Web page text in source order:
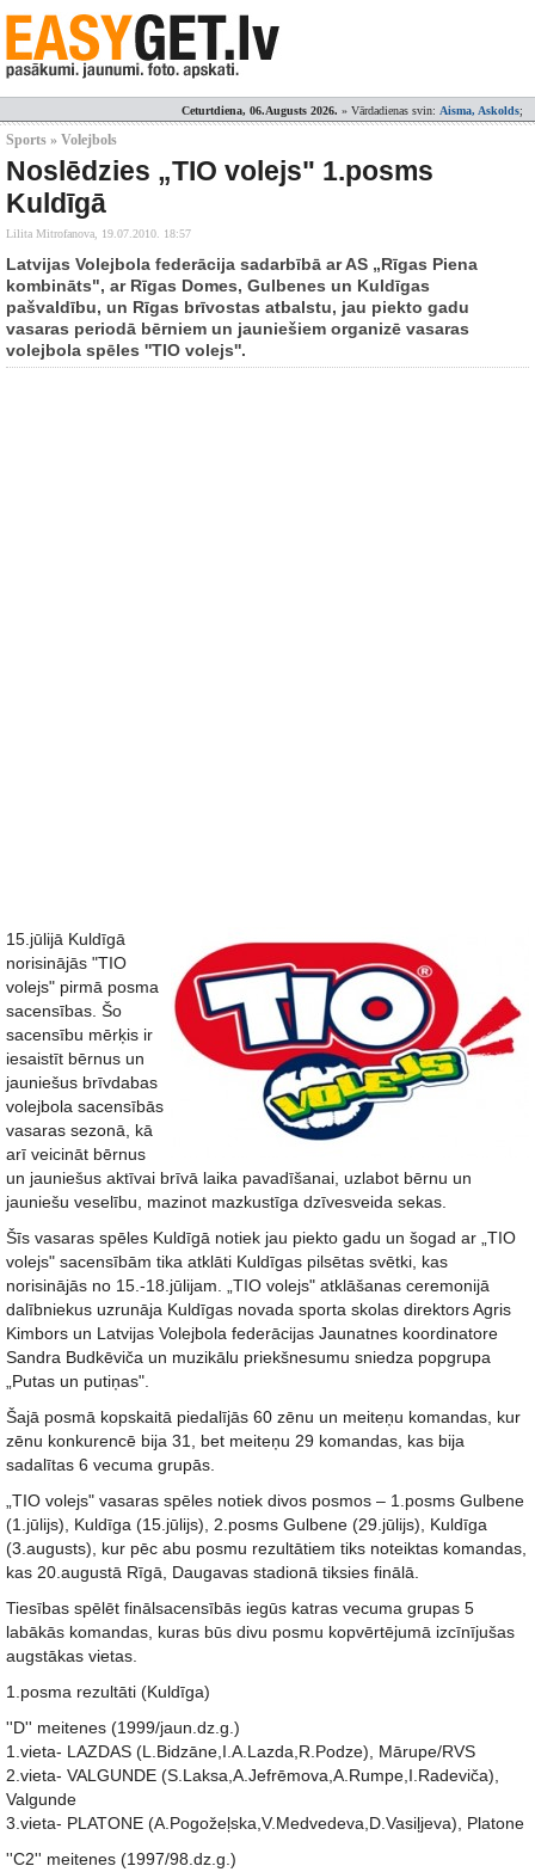
Ceturtdiena, 06.Augusts 2026. » Vārdadienas svin: Aisma, Askolds;
Sports » Volejbols
Noslēdzies „TIO volejs" 1.posms
Kuldīgā
Lilita Mitrofanova, 19.07.2010. 18:57
Latvijas Volejbola federācija sadarbībā ar AS „Rīgas Piena
kombināts", ar Rīgas Domes, Gulbenes un Kuldīgas
pašvaldību, un Rīgas brīvostas atbalstu, jau piekto gadu
vasaras periodā bērniem un jauniešiem organizē vasaras
volejbola spēles ''TIO volejs''.
15.jūlijā Kuldīgā
norisinājās "TIO
volejs" pirmā posma
sacensības. Šo
sacensību mērķis ir
iesaistīt bērnus un
jauniešus brīvdabas
volejbola sacensībās
vasaras sezonā, kā
arī veicināt bērnus
un jauniešus aktīvai brīvā laika pavadīšanai, uzlabot bērnu un
jauniešu veselību, mazinot mazkustīga dzīvesveida sekas.
Šīs vasaras spēles Kuldīgā notiek jau piekto gadu un šogad ar „TIO
volejs" sacensībām tika atklāti Kuldīgas pilsētas svētki, kas
norisinājās no 15.-18.jūlijam. „TIO volejs" atklāšanas ceremonijā
dalībniekus uzrunāja Kuldīgas novada sporta skolas direktors Agris
Kimbors un Latvijas Volejbola federācijas Jaunatnes koordinatore
Sandra Budkēviča un muzikālu priekšnesumu sniedza popgrupa
„Putas un putiņas".
Šajā posmā kopskaitā piedalījās 60 zēnu un meiteņu komandas, kur
zēnu konkurencē bija 31, bet meiteņu 29 komandas, kas bija
sadalītas 6 vecuma grupās.
„TIO volejs" vasaras spēles notiek divos posmos – 1.posms Gulbene
(1.jūlijs), Kuldīga (15.jūlijs), 2.posms Gulbene (29.jūlijs), Kuldīga
(3.augusts), kur pēc abu posmu rezultātiem tiks noteiktas komandas,
kas 20.augustā Rīgā, Daugavas stadionā tiksies finālā.
Tiesības spēlēt finālsacensībās iegūs katras vecuma grupas 5
labākās komandas, kuras būs divu posmu kopvērtējumā izcīnījušas
augstākas vietas.
1.posma rezultāti (Kuldīga)
''D'' meitenes (1999/jaun.dz.g.)
1.vieta- LAZDAS (L.Bidzāne,I.A.Lazda,R.Podze), Mārupe/RVS
2.vieta- VALGUNDE (S.Laksa,A.Jefrēmova,A.Rumpe,I.Radeviča),
Valgunde
3.vieta- PLATONE (A.Pogožeļska,V.Medvedeva,D.Vasiļjeva), Platone
''C2'' meitenes (1997/98.dz.g.)